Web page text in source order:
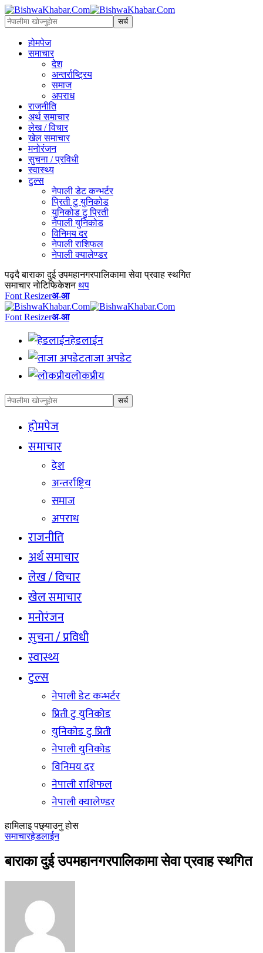
होमपेज
समाचार
देश
अन्तर्राष्ट्रिय
समाज
अपराध
राजनीति
अर्थ समाचार
लेख / विचार
खेल समाचार
मनोरंजन
सुचना / प्रविधी
स्वास्थ्य
टुल्स
नेपाली डेट कन्भर्टर
प्रिती टु युनिकोड
युनिकोड टु प्रिती
नेपाली युनिकोड
विनिमय दर
नेपाली राशिफल
नेपाली क्यालेण्डर
पढ्दै बाराका दुई उपमहानगरपालिकामा सेवा प्रवाह स्थगित
समाचार नोटिफिकेशन थप
Font Resizerअ-आ
Font Resizerअ-आ
हेडलाईन
ताजा अपडेट
लोकप्रीय
होमपेज
समाचार
देश
अन्तर्राष्ट्रिय
समाज
अपराध
राजनीति
अर्थ समाचार
लेख / विचार
खेल समाचार
मनोरंजन
सुचना / प्रविधी
स्वास्थ्य
टुल्स
नेपाली डेट कन्भर्टर
प्रिती टु युनिकोड
युनिकोड टु प्रिती
नेपाली युनिकोड
विनिमय दर
नेपाली राशिफल
नेपाली क्यालेण्डर
हामिलाइ पछ्याउनु होस
समाचारहेडलाईन
बाराका दुई उपमहानगरपालिकामा सेवा प्रवाह स्थगित